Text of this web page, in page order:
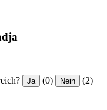
Ja (0) Nein (2)